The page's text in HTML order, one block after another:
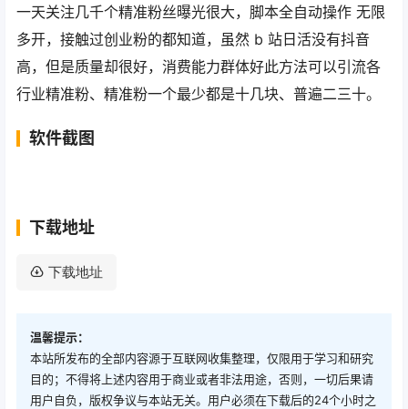
一天关注几千个精准粉丝曝光很大，脚本全自动操作 无限
多开，接触过创业粉的都知道，虽然 b 站日活没有抖音
高，但是质量却很好，消费能力群体好此方法可以引流各
行业精准粉、精准粉一个最少都是十几块、普遍二三十。
软件截图
下载地址
下载地址
温馨提示：
本站所发布的全部内容源于互联网收集整理，仅限用于学习和研究
目的；不得将上述内容用于商业或者非法用途，否则，一切后果请
用户自负，版权争议与本站无关。用户必须在下载后的24个小时之